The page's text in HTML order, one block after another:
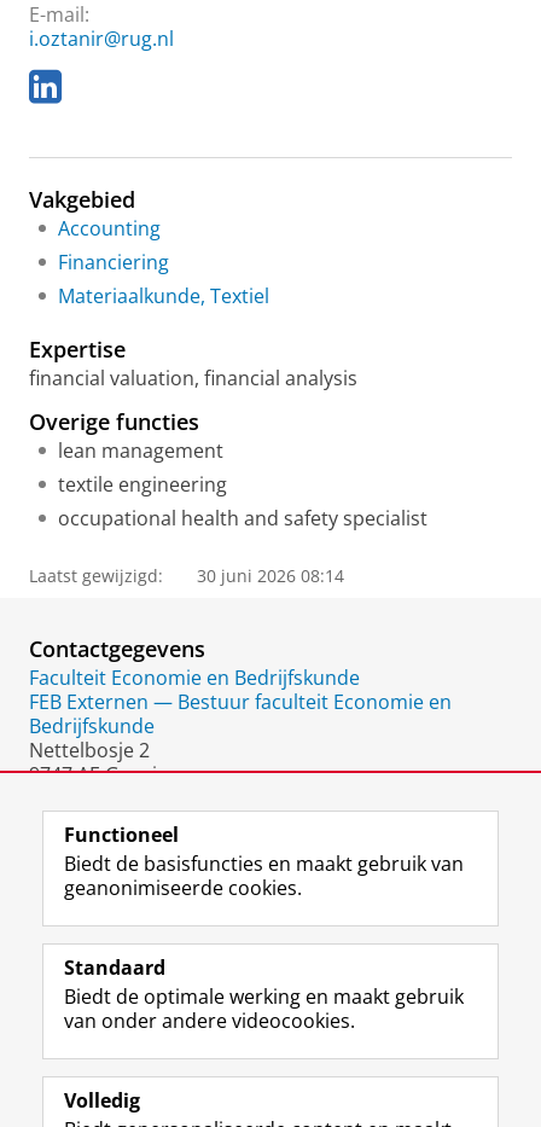
E-mail:
i.oztanir@rug.nl
L
i
k
d
I
n
Vakgebied
Accounting
Financiering
Materiaalkunde, Textiel
Expertise
financial valuation, financial analysis
Overige functies
lean management
textile engineering
occupational health and safety specialist
Laatst gewijzigd: 30 juni 2026 08:14
Contactgegevens
Faculteit Economie en Bedrijfskunde
FEB Externen — Bestuur faculteit Economie en
Bedrijfskunde
Nettelbosje 2
9747 AE Groningen
Volg de RUG
F
a
e
b
o
L
i
k
e
I
R
S
-
f
e
I
n
t
r
Y
o
T
e
Studiekiezers
Alumni
Functioneel
Biedt de basisfuncties en maakt gebruik van
geanonimiseerde cookies.
Standaard
Biedt de optimale werking en maakt gebruik
van onder andere videocookies.
Volledig